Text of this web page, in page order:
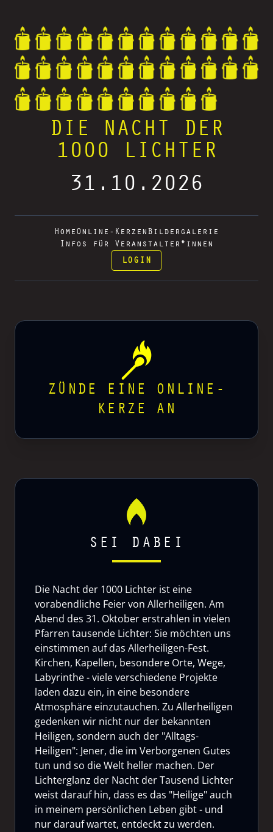
DIE NACHT DER
1000 LICHTER
31.10.2026
Home Online-Kerzen Bildergalerie
Infos für Veranstalter*innen
LOGIN
ZÜNDE EINE ONLINE-
KERZE AN
SEI DABEI
Die Nacht der 1000 Lichter ist eine
vorabendliche Feier von Allerheiligen. Am
Abend des 31. Oktober erstrahlen in vielen
Pfarren tausende Lichter: Sie möchten uns
einstimmen auf das Allerheiligen-Fest.
Kirchen, Kapellen, besondere Orte, Wege,
Labyrinthe - viele verschiedene Projekte
laden dazu ein, in eine besondere
Atmosphäre einzutauchen. Zu Allerheiligen
gedenken wir nicht nur der bekannten
Heiligen, sondern auch der "Alltags-
Heiligen": Jener, die im Verborgenen Gutes
tun und so die Welt heller machen. Der
Lichterglanz der Nacht der Tausend Lichter
weist darauf hin, dass es das "Heilige" auch
in meinem persönlichen Leben gibt - und
nur darauf wartet, entdeckt zu werden.